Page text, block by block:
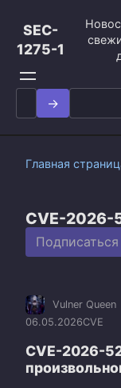
контенту
SEC-
1275-1
Search
for:
Главная
CVE-2026-
Подписаться
Vulner Queen
06.05.2026CVE
CVE-2026-